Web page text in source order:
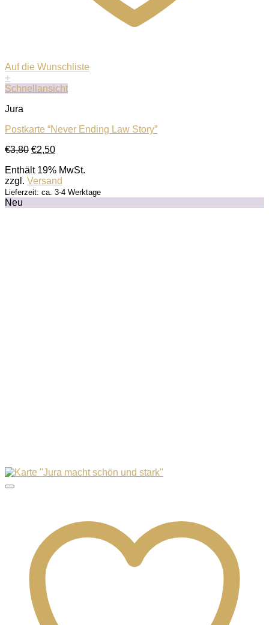
Auf die Wunschliste
+
Schnellansicht
Jura
Postkarte “Never Ending Law Story”
€3,80 Ursprünglicher
war:
€3,80
€2,50Aktueller
ist:
€2,50.
Enthält 19% MwSt.
zzgl. Versand
Lieferzeit: ca. 3-4 Werktage
Neu